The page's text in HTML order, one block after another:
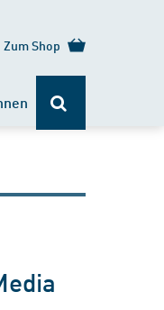
Zum Shop